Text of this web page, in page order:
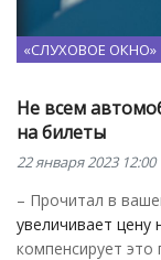
«СЛУХОВОЕ ОКНО»
Не всем
на билеты
22 января 2023 12:00
– Прочитал в
увеличивает цену
компенсирует